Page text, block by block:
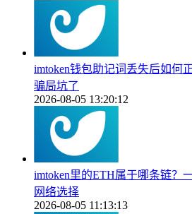
imtoken钱包助记词丢失后如何
骗局坑了
2026-08-05 13:20:12
imtoken里的ETH属于哪条链？
网络选择
2026-08-05 11:13:13